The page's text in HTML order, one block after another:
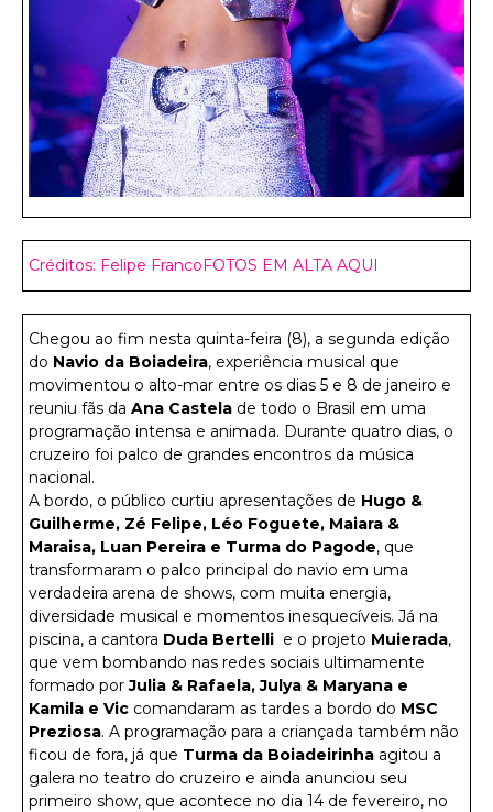
Créditos: Felipe FrancoFOTOS EM ALTA AQUI
Chegou ao fim nesta quinta-feira (8), a segunda edição
do Navio da Boiadeira, experiência musical que
movimentou o alto-mar entre os dias 5 e 8 de janeiro e
reuniu fãs da Ana Castela de todo o Brasil em uma
programação intensa e animada. Durante quatro dias, o
cruzeiro foi palco de grandes encontros da música
nacional.
A bordo, o público curtiu apresentações de Hugo &
Guilherme, Zé Felipe, Léo Foguete, Maiara &
Maraisa, Luan Pereira e Turma do Pagode, que
transformaram o palco principal do navio em uma
verdadeira arena de shows, com muita energia,
diversidade musical e momentos inesquecíveis. Já na
piscina, a cantora Duda Bertelli e o projeto Muierada,
que vem bombando nas redes sociais ultimamente
formado porJulia & Rafaela, Julya & Maryana e
Kamila e Vic comandaram as tardes a bordo do MSC
Preziosa. A programação para a criançada também não
ficou de fora, já que Turma da Boiadeirinha agitou a
galera no teatro do cruzeiro e ainda anunciou seu
primeiro show, que acontece no dia 14 de fevereiro, no